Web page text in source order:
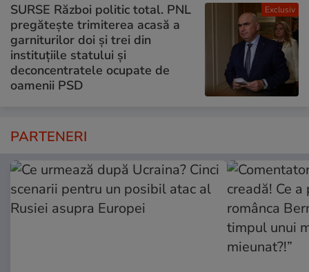
Exclusiv
SURSE Război politic total. PNL
pregătește trimiterea acasă a
garniturilor doi și trei din
instituțiile statului și
deconcentratele ocupate de
oamenii PSD
PARTENERI